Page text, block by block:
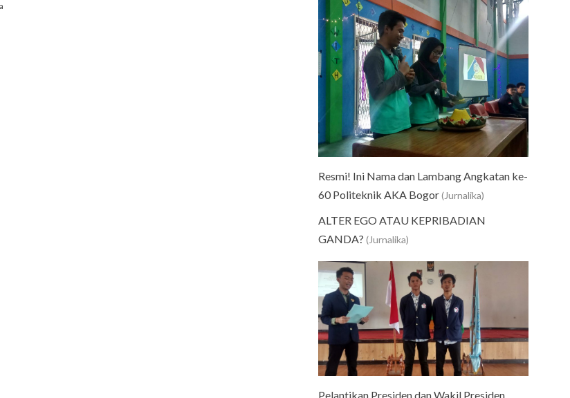
Resmi! Ini Nama dan Lambang Angkatan ke-
60 Politeknik AKA Bogor (Jurnalika)
ALTER EGO ATAU KEPRIBADIAN
GANDA? (Jurnalika)
Pelantikan Presiden dan Wakil Presiden